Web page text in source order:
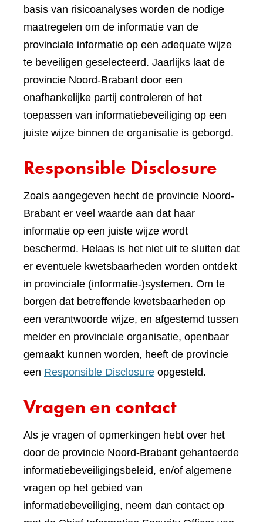
basis van risicoanalyses worden de nodige
maatregelen om de informatie van de
provinciale informatie op een adequate wijze
te beveiligen geselecteerd. Jaarlijks laat de
provincie Noord-Brabant door een
onafhankelijke partij controleren of het
toepassen van informatiebeveiliging op een
juiste wijze binnen de organisatie is geborgd.
Responsible Disclosure
Zoals aangegeven hecht de provincie Noord-
Brabant er veel waarde aan dat haar
informatie op een juiste wijze wordt
beschermd. Helaas is het niet uit te sluiten dat
er eventuele kwetsbaarheden worden ontdekt
in provinciale (informatie-)systemen. Om te
borgen dat betreffende kwetsbaarheden op
een verantwoorde wijze, en afgestemd tussen
melder en provinciale organisatie, openbaar
gemaakt kunnen worden, heeft de provincie
een Responsible Disclosure opgesteld.
Vragen en contact
Als je vragen of opmerkingen hebt over het
door de provincie Noord-Brabant gehanteerde
informatiebeveiligingsbeleid, en/of algemene
vragen op het gebied van
informatiebeveiliging, neem dan contact op